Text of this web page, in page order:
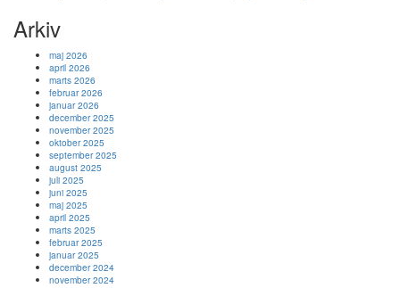
Arkiv
maj 2026
april 2026
marts 2026
februar 2026
januar 2026
december 2025
november 2025
oktober 2025
september 2025
august 2025
juli 2025
juni 2025
maj 2025
april 2025
marts 2025
februar 2025
januar 2025
december 2024
november 2024